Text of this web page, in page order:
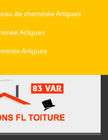
de cheminée Artigues
Artigues
Artigues